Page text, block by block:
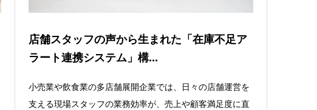
店舗スタッフの声から生まれた「在庫不足ア
ラート連携システム」構...
小売業や飲食業の多店舗展開企業では、日々の店舗運営を
支える現場スタッフの業務効率が、売上や顧客満足度に直